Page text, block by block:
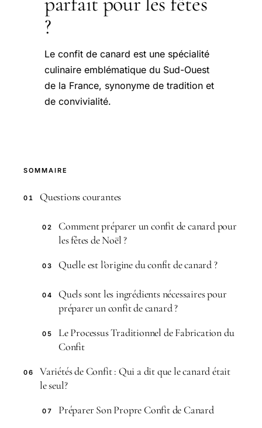
?
Le confit de canard est une spécialité
culinaire emblématique du Sud-Ouest
de la France, synonyme de tradition et
de convivialité.
SOMMAIRE
01 Questions courantes
02
Comment préparer un confit de canard pour
les fêtes de Noël ?
03 Quelle est l’origine du confit de canard ?
04
Quels sont les ingrédients nécessaires pour
préparer un confit de canard ?
05
Le Processus Traditionnel de Fabrication du
Confit
06
Variétés de Confit : Qui a dit que le canard était
le seul?
07 Préparer Son Propre Confit de Canard